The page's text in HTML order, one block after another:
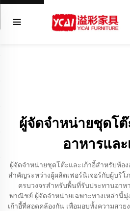
ผู้จัดจำหน่ายชุดโ
อาหารและ
ผู้จัดจำหน่ายชุดโต๊ะและเก้าอี้สำหรับห้อ
สำคัญระหว่างผู้ผลิตเฟอร์นิเจอร์กับผู้บริ
ครบวงจรสำหรับพื้นที่รับประทานอาห
พาณิชย์ ผู้จัดจำหน่ายเฉพาะทางเหล่านี้
เก้าอี้ที่สอดคล้องกัน เพื่อมอบทั้งความสว